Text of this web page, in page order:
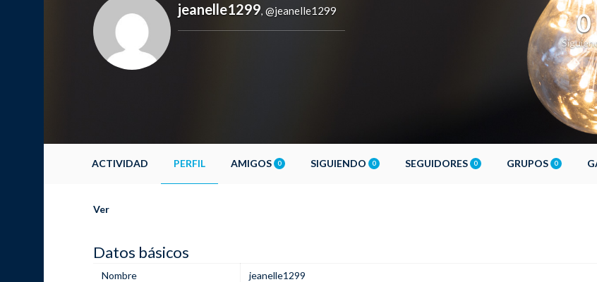
jeanelle1299, @jeanelle1299 0
ACTIVIDAD PERFIL AMIGOS 0 SIGUIENDO 0 SEGUIDORES 0 GRUPOS 0
Ver
Datos básicos
Nombre
jeanelle1299